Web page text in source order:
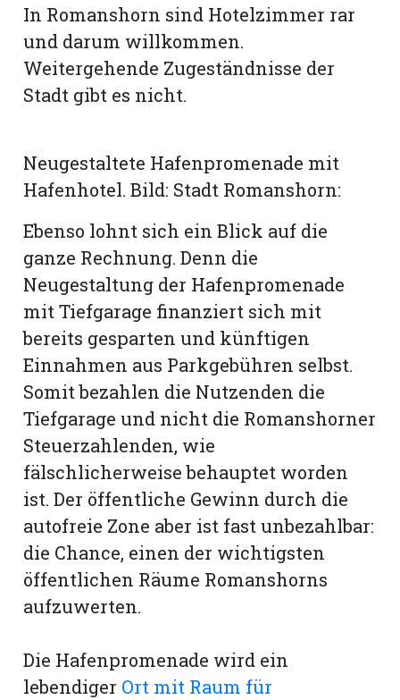
In Romanshorn sind Hotelzimmer rar
und darum willkommen.
Weitergehende Zugeständnisse der
Stadt gibt es nicht.
Neugestaltete Hafenpromenade mit
Hafenhotel. Bild: Stadt Romanshorn:
Ebenso lohnt sich ein Blick auf die
ganze Rechnung. Denn die
Neugestaltung der Hafenpromenade
mit Tiefgarage finanziert sich mit
bereits gesparten und künftigen
Einnahmen aus Parkgebühren selbst.
Somit bezahlen die Nutzenden die
Tiefgarage und nicht die Romanshorner
Steuerzahlenden, wie
fälschlicherweise behauptet worden
ist. Der öffentliche Gewinn durch die
autofreie Zone aber ist fast unbezahlbar:
die Chance, einen der wichtigsten
öffentlichen Räume Romanshorns
aufzuwerten.
Die Hafenpromenade wird ein
lebendiger Ort mit Raum für